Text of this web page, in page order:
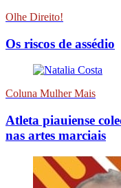
Olhe Direito!
Os riscos de assédio
Coluna Mulher Mais
Atleta piauiense
nas artes marciais